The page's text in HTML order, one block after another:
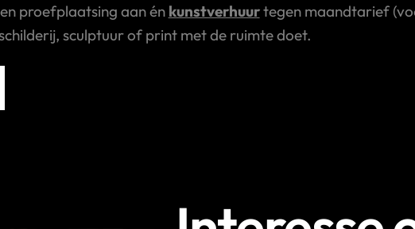
proefplaatsing aan én kunstverhuurtegen maandtarief
sculptuur of print met de ruimte doet.